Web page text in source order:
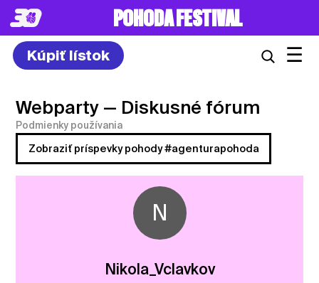
POHODA FESTIVAL
Kúpiť lístok ☰
Webparty — Diskusné fórum
Podmienky používania
Zobraziť príspevky pohody #agenturapohoda
N
Nikola_Vclavkov